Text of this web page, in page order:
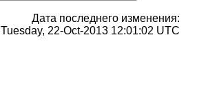
Дата последнего изменения:
Tuesday, 22-Oct-2013 12:01:02 UTC